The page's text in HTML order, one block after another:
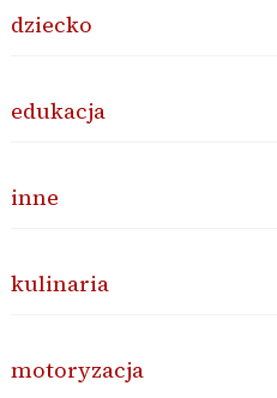
dziecko
edukacja
inne
kulinaria
motoryzacja